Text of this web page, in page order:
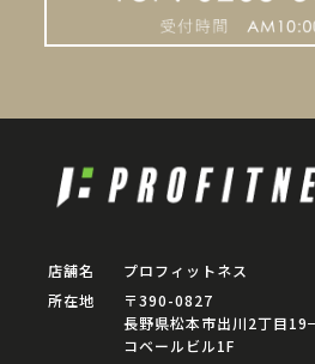
店舗名
プロフィットネス
所在地
〒390-0827
長野県松本市出川2丁目
コベールビル1F